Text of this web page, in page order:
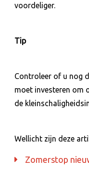
voordeliger.
Tip
Controleer of u nog
moet investeren om
de
Wellicht zijn deze
Zomerstop